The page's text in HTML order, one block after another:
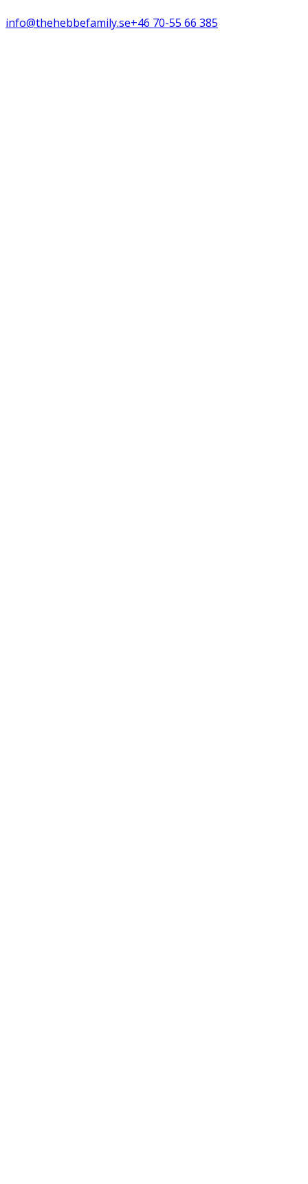
info@thehebbefamily.se+46 70-55 66 385